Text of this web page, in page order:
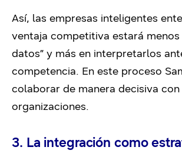
Así, las empresas inteligentes
ventaja competitiva estará menos
datos” y más en interpretarlos
competencia. En este proceso
colaborar de manera decisiva con
organizaciones.
3. La integración como